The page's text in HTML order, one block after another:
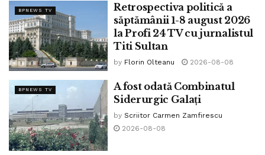
între imperii!
Românii, de-a lungul istoriei, au stat adesea cu căciula în
mână, cerșind mila Porților Înalte, așa cum, din păcate, o
fac și acum.
Și totuși, au fost și vremuri de Demnitate, puține la număr,
ce-i drept, când nu s-au mai închinat la porți străine, ci și-
au plecat fruntea cu Recunoștință, doar în Fața unui singur
Conducător: Hristos!!
Atunci, și numai atunci, au reușit să clădească România
BPNEWS TV
Retrospectiva politică a
săptămânii 1-8 august 2026
la Profi 24 TV cu jurnalistul
Titi Sultan
by Florin Olteanu 2026-08-08
BPNEWS TV
A fost odată Combinatul
Siderurgic Galați
by Scriitor Carmen Zamfirescu
2026-08-08